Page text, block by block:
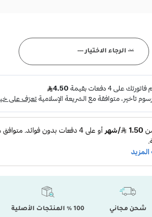
--- الرجاء الاختيار ---
شحن مجاني 100 % المنتجات الأصلية